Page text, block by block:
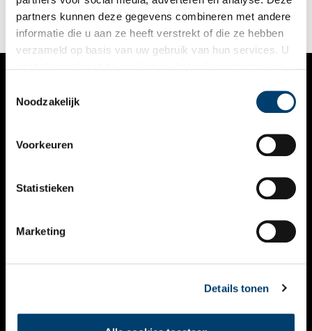
partners kunnen deze gegevens combineren met andere
informatie die u aan ze heeft verstrekt of die ze hebben
verzameld op basis van uw gebruik van hun services. U
Noodzakelijk
Voorkeuren
Statistieken
Marketing
Details tonen
VERHALEN
KALENDER
THEMA’S
VIDEO’S
CONTACT